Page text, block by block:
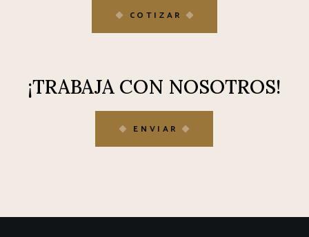
COTIZAR
¡TRABAJA CON NOSOTROS!
ENVIAR